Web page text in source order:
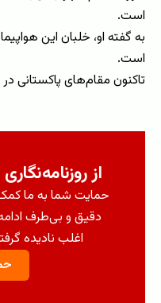
است.
به گفته او، خلبان این
است.
تاکنون مقام‌های پاکستانی
از
حمایت شما به ما کمک
دقیق و بی‌طرف
اغلب نادیده